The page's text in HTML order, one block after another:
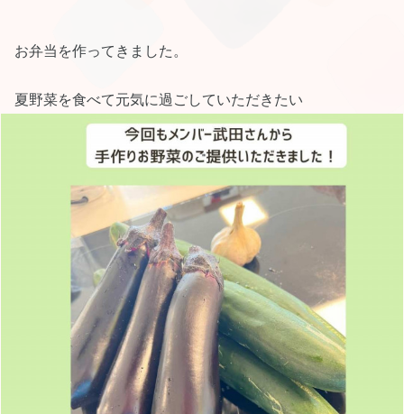
お弁当を作ってきました。
夏野菜を食べて元気に過ごしていただきたい